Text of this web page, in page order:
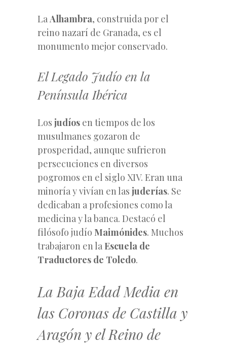
LaAlhambra, construida por el
reino nazarí de Granada, es el
monumento mejor conservado.
El Legado Judío en la
Península Ibérica
Los judíos en tiempos de los
musulmanes gozaron de
prosperidad, aunque sufrieron
persecuciones en diversos
pogromos en el siglo XIV. Eran una
minoría y vivían en las juderías. Se
dedicaban a profesiones como la
medicina y la banca. Destacó el
filósofo judío Maimónides. Muchos
trabajaron en laEscuela de
Traductores de Toledo.
La Baja Edad Media en
las Coronas de Castilla y
Aragón y el Reino de